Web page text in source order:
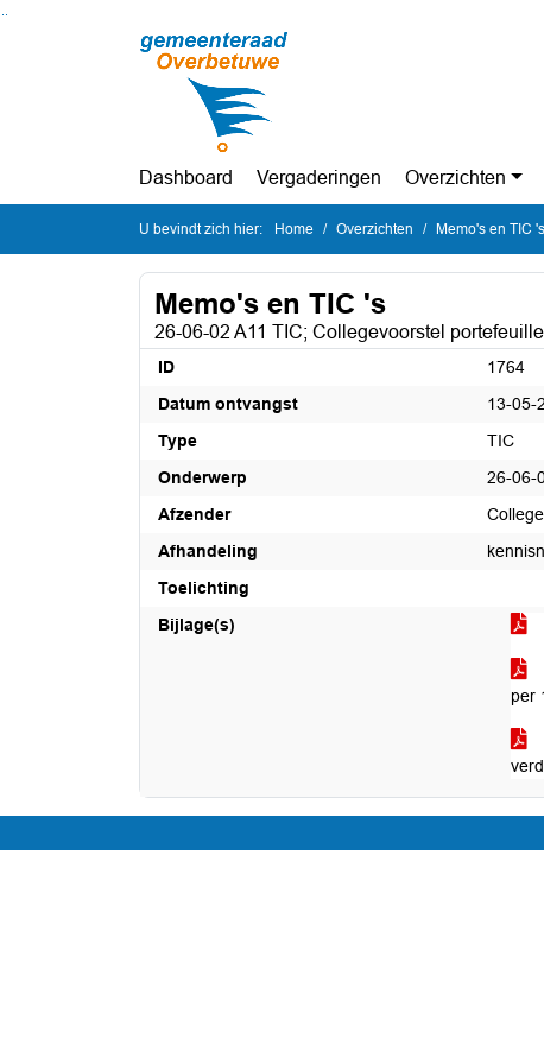
Ga naar de inhoud van deze pagina
Dashboard Vergaderingen Overzichten
U bevindt zich hier: Home Overzichten Memo's en TIC 's
Memo's en TIC 's
26-06-02 A11 TIC; Collegevoorstel
ID
1764
Datum ontvangst
13-05-
Type
TIC
Onderwerp
26-06-
Afzender
Afhandeling
Toelichting
Bijlage(s)
per